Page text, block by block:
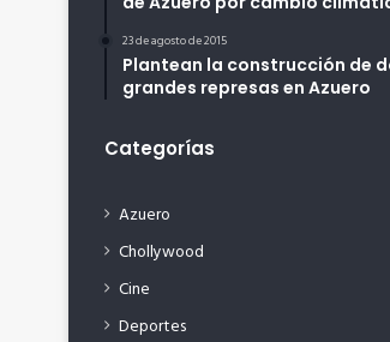
23 de agosto de 2015
Plantean la construcción de
grandes represas en Azuero
Categorías
Azuero
Chollywood
Cine
Deportes